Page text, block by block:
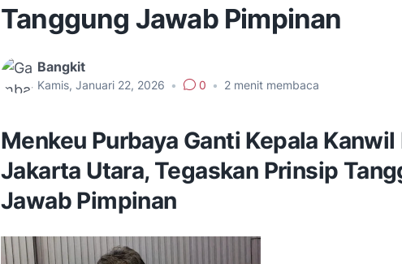
Tanggung Jawab Pimpinan
Bangkit
Kamis, Januari 22, 2026 • 0 • 2 menit membaca
Menkeu Purbaya Ganti Kepala Kanwil
Jakarta Utara, Tegaskan Prinsip
Jawab Pimpinan